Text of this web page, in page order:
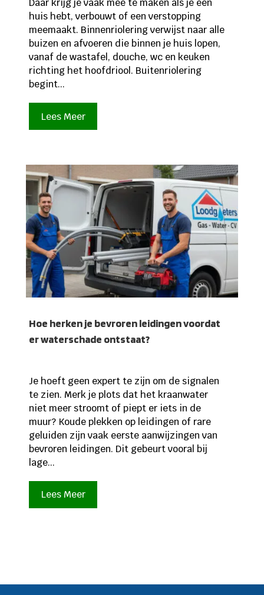
Daar krijg je vaak mee te maken als je een
huis hebt, verbouwt of een verstopping
meemaakt. Binnenriolering verwijst naar alle
buizen en afvoeren die binnen je huis lopen,
vanaf de wastafel, douche, wc en keuken
richting het hoofdriool. Buitenriolering
begint...
Lees Meer
Hoe herken je bevroren leidingen voordat
er waterschade ontstaat?
Je hoeft geen expert te zijn om de signalen
te zien. Merk je plots dat het kraanwater
niet meer stroomt of piept er iets in de
muur? Koude plekken op leidingen of rare
geluiden zijn vaak eerste aanwijzingen van
bevroren leidingen. Dit gebeurt vooral bij
lage...
Lees Meer